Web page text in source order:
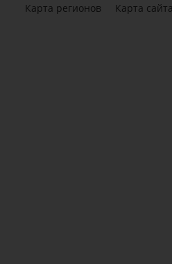
Карта регионов Карта сайта